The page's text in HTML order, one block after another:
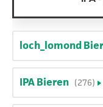
loch_lomond
IPA Bieren (276)